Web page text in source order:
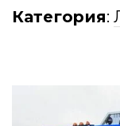
Категория: